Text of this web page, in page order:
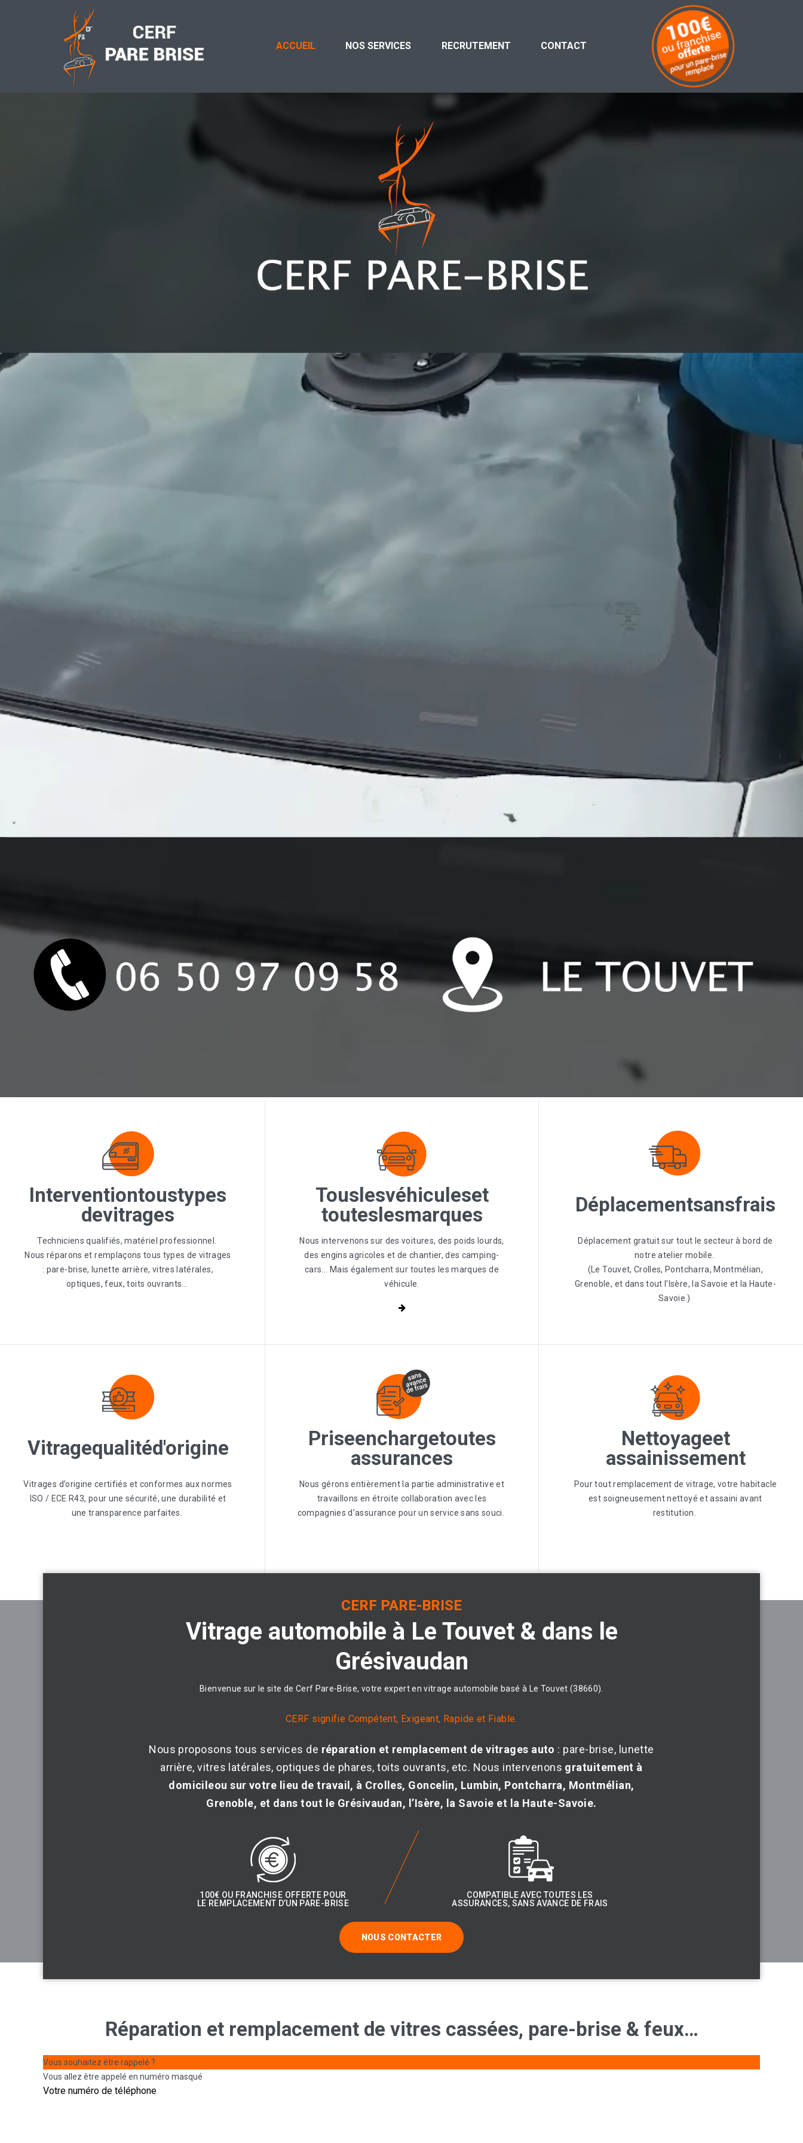
ACCUEIL NOS SERVICES
Intervention tous type de vitrages
Intervention tous types de vehicules et de
Vitrage qualite d’origine
Prise en charge administrative
RECRUTEMENT CONTACT
Interventiontoustypes
devitrages
Techniciens qualifiés, matériel professionnel.
Nous réparons et remplaçons tous types de vitrages
: pare-brise, lunette arrière, vitres latérales,
optiques, feux, toits ouvrants…
Touslesvéhiculeset
touteslesmarques
Nous intervenons sur des voitures, des poids lourds,
des engins agricoles et de chantier, des camping-
cars... Mais également sur toutes les marques de
véhicule.
Déplacementsansfrais
Déplacement gratuit sur tout le secteur à bord de
notre atelier mobile.
(Le Touvet, Crolles, Pontcharra, Montmélian,
Grenoble, et dans tout l’Isère, la Savoie et la Haute-
Savoie.)
Vitragequalitéd'origine
Vitrages d’origine certifiés et conformes aux normes
ISO / ECE R43, pour une sécurité, une durabilité et
une transparence parfaites.
Priseenchargetoutes
assurances
Nous gérons entièrement la partie administrative et
travaillons en étroite collaboration avec les
compagnies d’assurance pour un service sans souci.
Nettoyageet
assainissement
Pour tout remplacement de vitrage, votre habitacle
est soigneusement nettoyé et assaini avant
restitution.
CERF PARE-BRISE
Vitrage automobile à Le Touvet & dans le
Grésivaudan
Bienvenue sur le site de Cerf Pare-Brise, votre expert en vitrage automobile basé à Le Touvet (38660).
CERF signifie Compétent, Exigeant, Rapide et Fiable.
Nous proposons tous services de réparation et remplacement de vitrages auto : pare-brise, lunette
arrière, vitres latérales, optiques de phares, toits ouvrants, etc. Nous intervenons gratuitement à
domicileou sur votre lieu de travail, à Crolles, Goncelin, Lumbin, Pontcharra, Montmélian,
Grenoble, et dans tout le Grésivaudan, l’Isère, la Savoie et la Haute-Savoie.
100€ OU FRANCHISE OFFERTE POUR
LE REMPLACEMENT D’UN PARE-BRISE
COMPATIBLE AVEC TOUTES LES
ASSURANCES, SANS AVANCE DE FRAIS
NOUS CONTACTER
Réparation et remplacement de vitres cassées, pare-brise & feux…
Vous souhaitez être rappelé ?
Vous allez être appelé en numéro masqué
Votre numéro de téléphone